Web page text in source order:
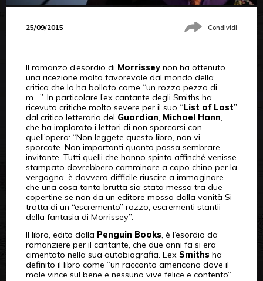
25/09/2015 Condividi
Il romanzo d’esordio di Morrisseynon ha ottenuto
una ricezione molto favorevole dal mondo della
critica che lo ha bollato come “un rozzo pezzo di
m….”. In particolare l’ex cantante degli Smiths ha
ricevuto critiche molto severe per il suo “List of Lost”
dal critico letterario del Guardian, Michael Hann,
che ha implorato i lettori di non sporcarsi con
quell’opera: “Non leggete questo libro, non vi
sporcate. Non importanti quanto possa sembrare
invitante. Tutti quelli che hanno spinto affinché venisse
stampato dovrebbero camminare a capo chino per la
vergogna, è davvero difficile riuscire a immaginare
che una cosa tanto brutta sia stata messa tra due
copertine se non da un editore mosso dalla vanità Si
tratta di un “escremento” rozzo, escrementi stantii
della fantasia di Morrissey”.
Il libro, edito dalla Penguin Books, è l’esordio da
romanziere per il cantante, che due anni fa si era
cimentato nella sua autobiografia. L’ex Smithsha
definito il libro come “un racconto americano dove il
male vince sul bene e nessuno vive felice e contento”.